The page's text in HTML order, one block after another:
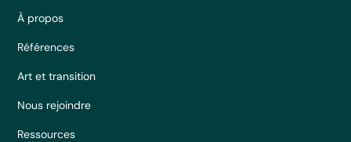
À propos
Références
Art et transition
Nous rejoindre
Ressources